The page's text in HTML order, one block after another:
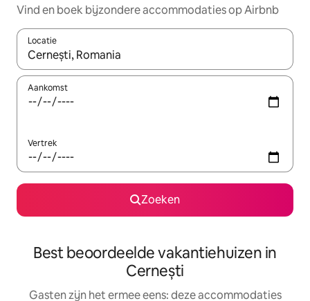
Vind en boek bijzondere accommodaties op Airbnb
Locatie
Wanneer er suggesties beschikbaar zijn, maak je een keuze
Aankomst
Vertrek
Zoeken
Best beoordeelde vakantiehuizen in
Cernești
Gasten zijn het ermee eens: deze accommodaties